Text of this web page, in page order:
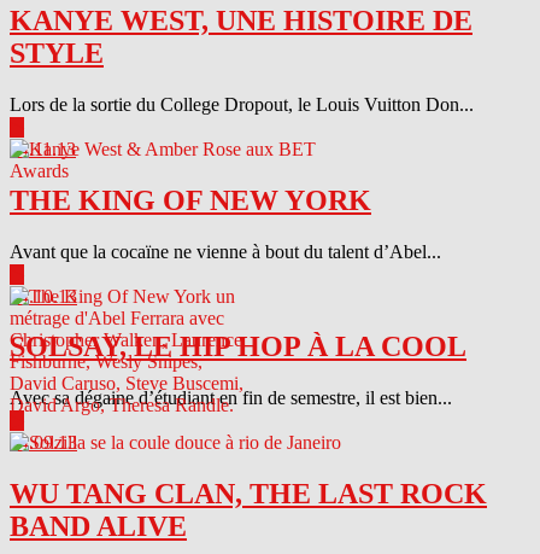
KANYE WEST, UNE HISTOIRE DE
STYLE
Lors de la sortie du College Dropout, le Louis Vuitton Don...
04.11.13
THE KING OF NEW YORK
Avant que la cocaïne ne vienne à bout du talent d’Abel...
04.10.13
SOLSAY, LE HIP HOP À LA COOL
Avec sa dégaine d’étudiant en fin de semestre, il est bien...
04.09.13
WU TANG CLAN, THE LAST ROCK
BAND ALIVE